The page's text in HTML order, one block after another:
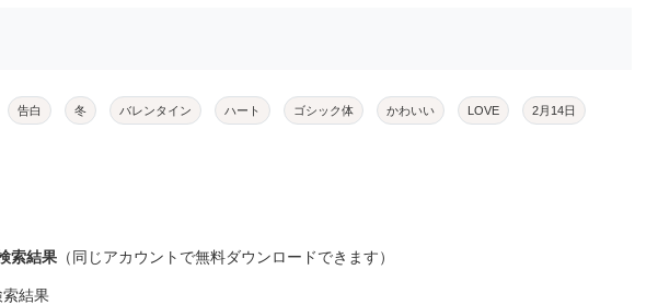
告白 冬 バレンタイン ハート ゴシック体 かわいい LOVE 2月14日
索結果 （同じアカウントで無料ダウンロードできます）
結果